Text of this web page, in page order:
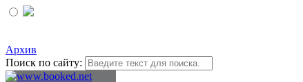
Архив
Поиск по сайту: